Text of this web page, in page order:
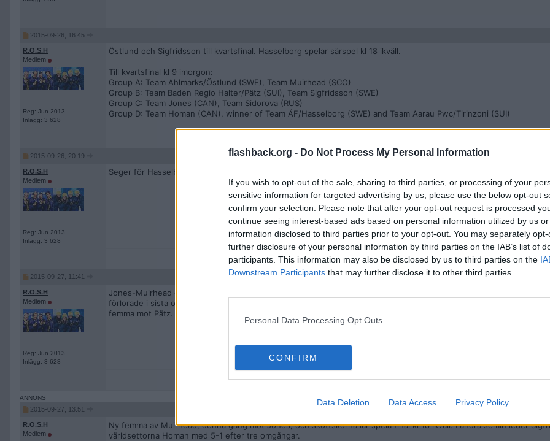
flashback.org - Do Not Process My Personal Information
If you wish to opt-out of the sale, sharing to third parties, or processing of your
sensitive information for targeted advertising by us, please use the below opt-out
confirm your selection. Please note that after your opt-out request is processed
continue seeing interest-based ads based on personal information utilized by us
information disclosed to third parties prior to your opt-out. You may separately
further disclosure of your personal information by third parties on the IAB’s list of
participants. This information may also be disclosed by us to third parties on the
Downstream Participants that may further disclose it to other third parties.
Personal Data Processing Opt Outs
CONFIRM
Data Deletion Data Access Privacy Policy
2015-09-26, 16:45
R.O.S.H
Medlem
Reg: Jun 2013
Inlägg: 3 628
Östlund och Sigfridsson till kvartsfinal. Hasselborg spelar särspel kl 18 ikväll.
Till kvartsfinal kl 9 imorgon:
Group A: Team Ahlmarks/Östlund (SWE), Team Muirhead (SCO)
Group B: Team Baden Regio Halter/Pätz (SUI), Team Sigfridsson (SWE)
Group C: Team Jones (CAN), Team Sidorova (RUS)
Group D: Team Homan (CAN), winner of Team ÅF/Hasselborg (SWE) and Team Aarau Pwc/Tirinzoni (SUI)
2015-09-26, 20:19
R.O.S.H
Medlem
Reg: Jun 2013
Inlägg: 3 628
Seger för Hasselborg, möter olympiamästarna Jones i morgon. Sigfridsson och Östlund möts på play.
2015-09-27, 11:41
R.O.S.H
Medlem
Reg: Jun 2013
Inlägg: 3 628
Jones-Muirhead och Homan-Sigfridsson i semifinaler kl 13.30. Hasselborg hade greppet mot Jones (OS-guld 14)
förlorade i sista omgången. Sigfridsson vann rätt säkert mot Östlund som missade för mycket i början. Muirhead
femma mot Pätz.
2015-09-27, 13:51
R.O.S.H
Medlem
Ny femma av Muirhead, denna gång mot Jones, och skottskorna lär spela final kl 18 ikväll. I andra semin leder
världsettorna Homan med 5-1 efter tre omgångar.